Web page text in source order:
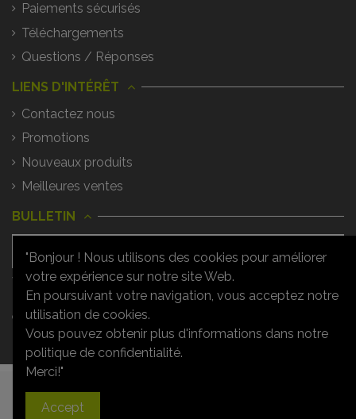
Paiements sécurisés
Téléchargements
Questions / Réponses
LIENS D'INTÉRÊT
Contactez nous
Promotions
Nouveaux produits
Meilleures ventes
BULLETIN
Vous pouvez vous désinscrire à tout
moment. Vous trouverez pour cela nos
informations de contact dans les
conditions d'utilisation du site.
"Bonjour ! Nous utilisons des cookies pour améliorer
votre expérience sur notre site Web.
En poursuivant votre navigation, vous acceptez notre
utilisation de cookies.
Vous pouvez obtenir plus d'informations dans notre
politique de confidentialité.
Merci!"
Accept